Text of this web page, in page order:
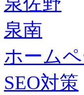
泉南
ホーム
SEO対策